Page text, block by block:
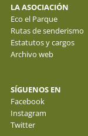
LA ASOCIACIÓN
Eco el Parque
Rutas de senderismo
Estatutos y cargos
Archivo web
SÍGUENOS EN
Facebook
Instagram
Twitter